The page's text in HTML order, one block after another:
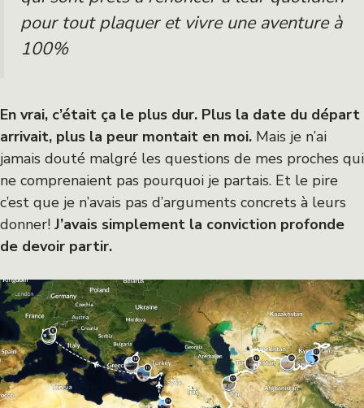
pour tout plaquer et vivre une aventure à
100%
En vrai, c’était ça le plus dur. Plus la date du départ
arrivait, plus la peur montait en moi. Mais je n’ai
jamais douté malgré les questions de mes proches qui
ne comprenaient pas pourquoi je partais. Et le pire
c’est que je n’avais pas d’arguments concrets à leurs
donner! J’avais simplement la conviction profonde
de devoir partir.